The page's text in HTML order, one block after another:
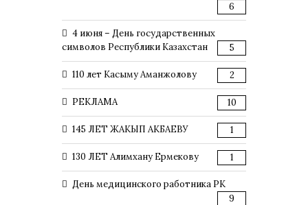
6
4 июня – День государственных
символов Республики Казахстан
5
110 лет Касыму Аманжолову 2
РЕКЛАМА 10
145 ЛЕТ ЖАКЫП АКБАЕВУ 1
130 ЛЕТ Алимхану Ермекову 1
День медицинского работника РК
9